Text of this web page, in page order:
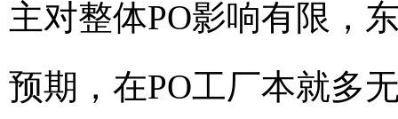
主对整体PO影响有限，
预期，在PO工厂本就多